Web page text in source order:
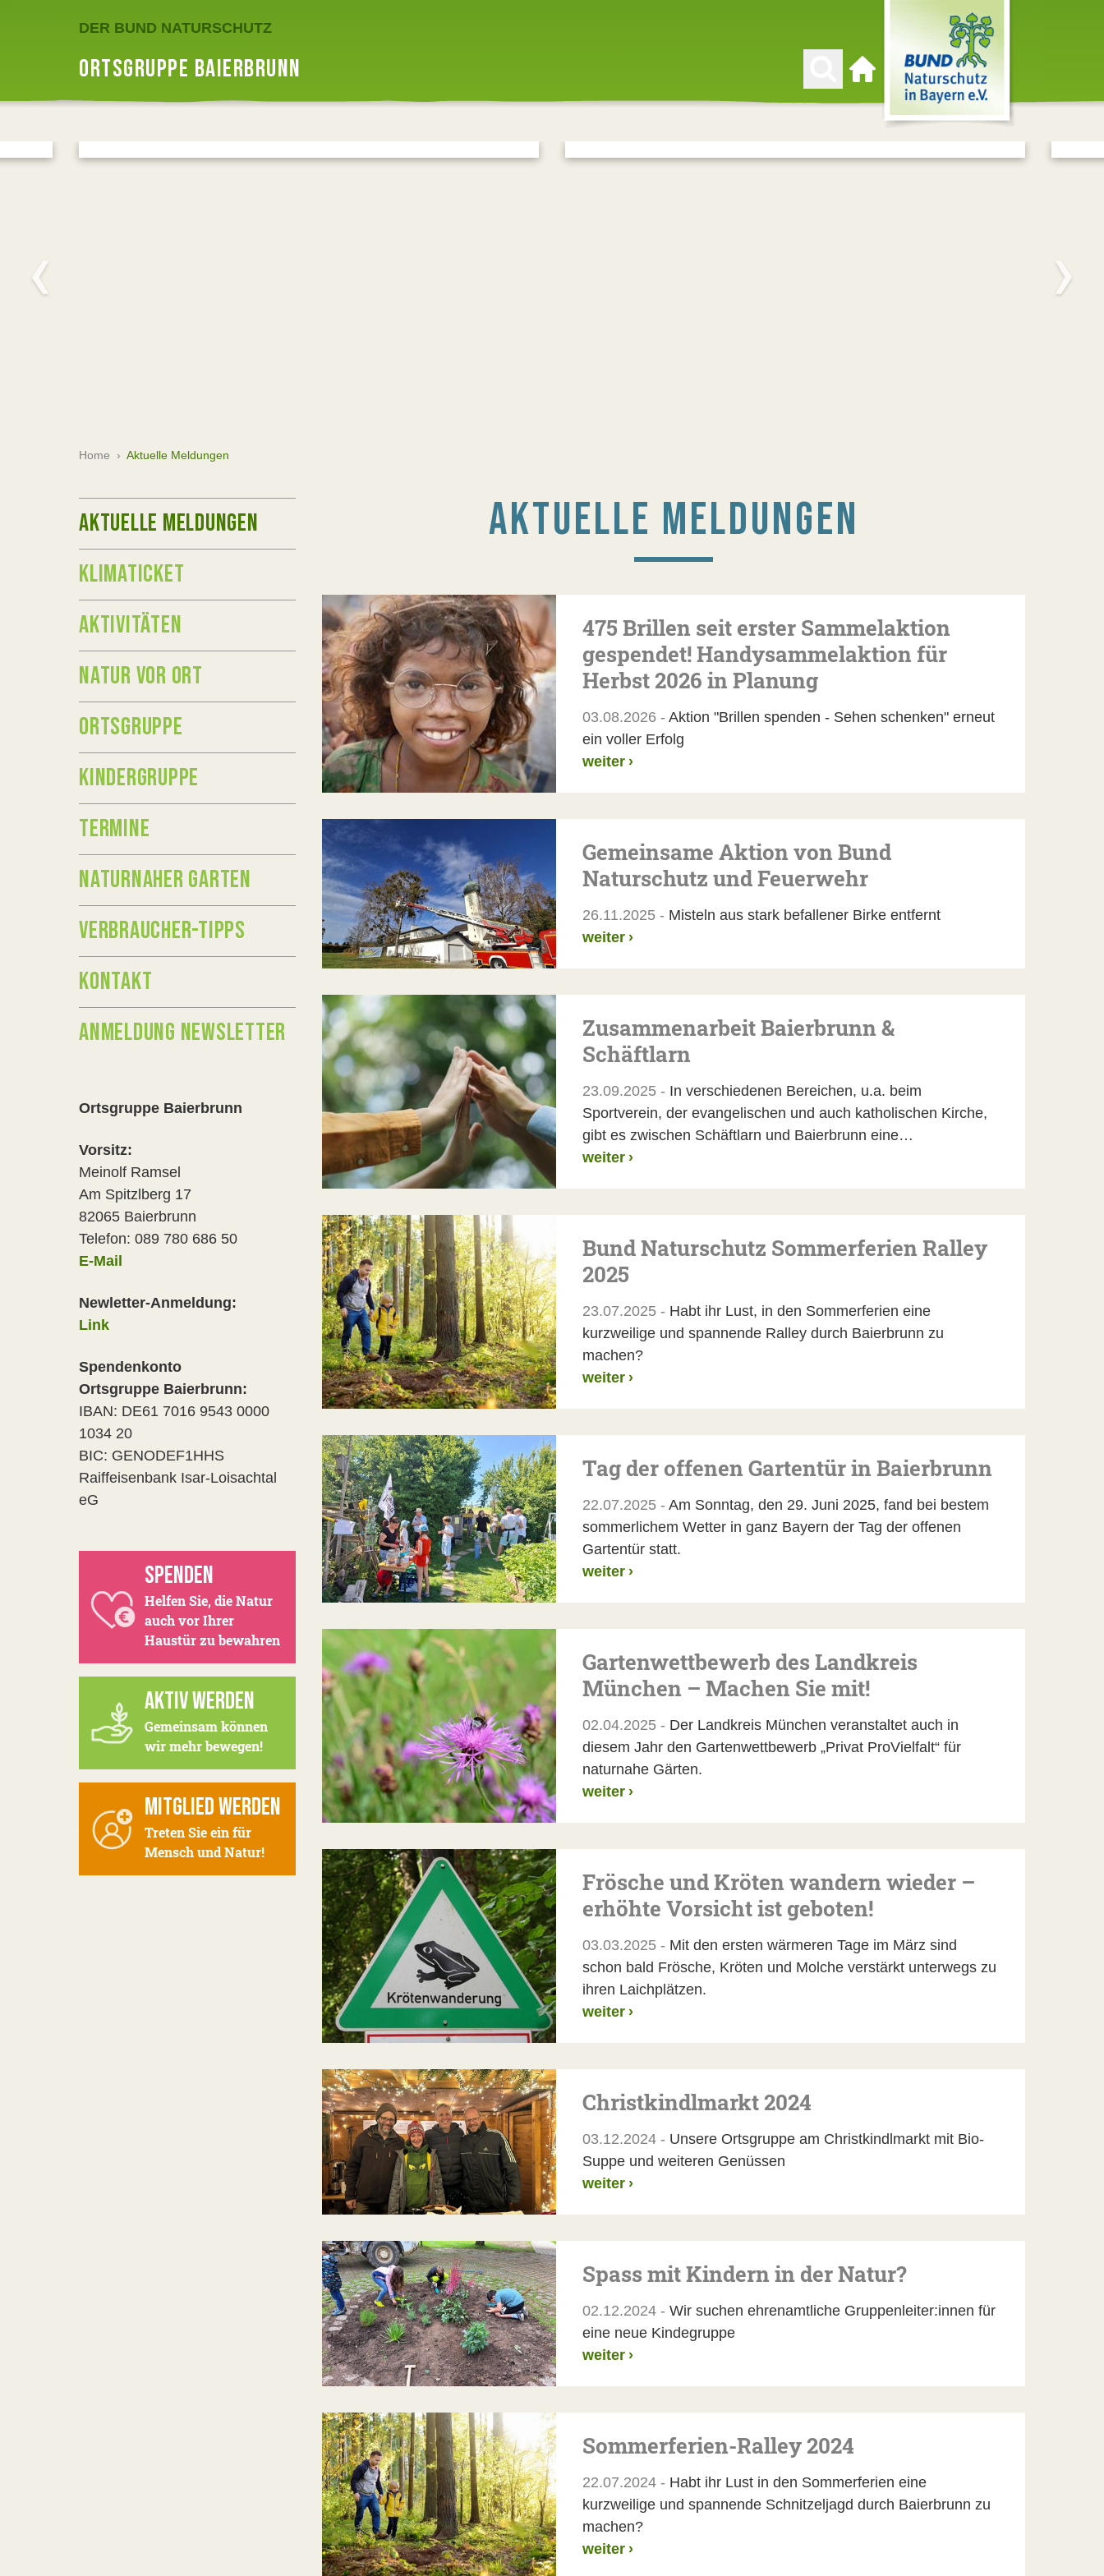
DER BUND NATURSCHUTZ
ORTSGRUPPE BAIERBRUNN
Zur Startseite
Home › Aktuelle Meldungen
AKTUELLE MELDUNGEN
475 Brillen seit erster Sammelaktion
gespendet! Handysammelaktion für
Herbst 2026 in Planung
03.08.2026 - Aktion "Brillen spenden - Sehen schenken" erneut
ein voller Erfolg
weiter ›
Gemeinsame Aktion von Bund
Naturschutz und Feuerwehr
26.11.2025 - Misteln aus stark befallener Birke entfernt
weiter ›
Zusammenarbeit Baierbrunn &
Schäftlarn
23.09.2025 - In verschiedenen Bereichen, u.a. beim
Sportverein, der evangelischen und auch katholischen Kirche,
gibt es zwischen Schäftlarn und Baierbrunn eine…
weiter ›
Bund Naturschutz Sommerferien Ralley
2025
23.07.2025 - Habt ihr Lust, in den Sommerferien eine
kurzweilige und spannende Ralley durch Baierbrunn zu
machen?
weiter ›
Tag der offenen Gartentür in Baierbrunn
22.07.2025 - Am Sonntag, den 29. Juni 2025, fand bei bestem
sommerlichem Wetter in ganz Bayern der Tag der offenen
Gartentür statt.
weiter ›
Gartenwettbewerb des Landkreis
München – Machen Sie mit!
02.04.2025 - Der Landkreis München veranstaltet auch in
diesem Jahr den Gartenwettbewerb „Privat ProVielfalt“ für
naturnahe Gärten.
weiter ›
Frösche und Kröten wandern wieder –
erhöhte Vorsicht ist geboten!
03.03.2025 - Mit den ersten wärmeren Tage im März sind
schon bald Frösche, Kröten und Molche verstärkt unterwegs zu
ihren Laichplätzen.
weiter ›
Christkindlmarkt 2024
03.12.2024 - Unsere Ortsgruppe am Christkindlmarkt mit Bio-
Suppe und weiteren Genüssen
weiter ›
Spass mit Kindern in der Natur?
02.12.2024 - Wir suchen ehrenamtliche Gruppenleiter:innen für
eine neue Kindegruppe
weiter ›
Sommerferien-Ralley 2024
22.07.2024 - Habt ihr Lust in den Sommerferien eine
kurzweilige und spannende Schnitzeljagd durch Baierbrunn zu
machen?
weiter ›
AKTUELLE MELDUNGEN
KLIMATICKET
AKTIVITÄTEN
NATUR VOR ORT
ORTSGRUPPE
KINDERGRUPPE
TERMINE
NATURNAHER GARTEN
VERBRAUCHER-TIPPS
KONTAKT
ANMELDUNG NEWSLETTER
Ortsgruppe Baierbrunn
Vorsitz:
Meinolf Ramsel
Am Spitzlberg 17
82065 Baierbrunn
Telefon: 089 780 686 50
E-Mail
Newletter-Anmeldung:
Link
Spendenkonto
Ortsgruppe Baierbrunn:
IBAN: DE61 7016 9543 0000
1034 20
BIC: GENODEF1HHS
Raiffeisenbank Isar-Loisachtal
eG
SPENDEN
Helfen Sie, die Natur
auch vor Ihrer
Haustür zu bewahren
AKTIV WERDEN
Gemeinsam können
wir mehr bewegen!
MITGLIED WERDEN
Treten Sie ein für
Mensch und Natur!